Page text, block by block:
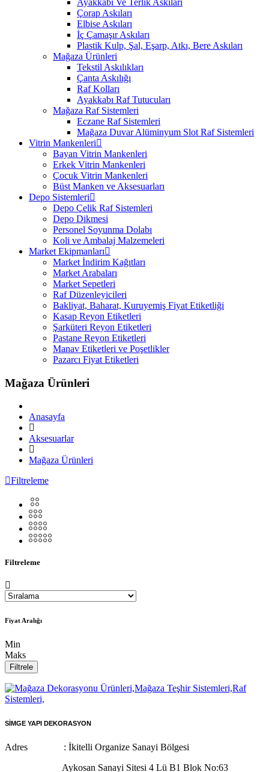
Ayakkabı Ve Terlik Askıları
Çorap Askıları
Elbise Askıları
İç Çamaşır Askıları
Plastik Kulp, Şal, Eşarp, Atkı, Bere Askıları
Mağaza Ürünleri
Tekstil Askılıkları
Çanta Askılığı
Raf Kolları
Ayakkabı Raf Tutucuları
Mağaza Raf Sistemleri
Eczane Raf Sistemleri
Mağaza Duvar Alüminyum Slot Raf Sistemleri
Vitrin Mankenleri
Bayan Vitrin Mankenleri
Erkek Vitrin Mankenleri
Çocuk Vitrin Mankenleri
Büst Manken ve Aksesuarları
Depo Sistemleri
Depo Çelik Raf Sistemleri
Depo Dikmesi
Personel Soyunma Dolabı
Koli ve Ambalaj Malzemeleri
Market Ekipmanları
Market İndirim Kağıtları
Market Arabaları
Market Sepetleri
Raf Düzenleyicileri
Bakliyat, Baharat, Kuruyemiş Fiyat Etiketliği
Kasap Reyon Etiketleri
Şarküteri Reyon Etiketleri
Pastane Reyon Etiketleri
Manav Etiketleri ve Poşetlikler
Pazarcı Fiyat Etiketleri
Mağaza Ürünleri
Anasayfa
Aksesuarlar
Mağaza Ürünleri
Filtreleme
Filtreleme
Fiyat Aralığı
Min
Maks
Filtrele
SİMGE YAPI DEKORASYON
Adres : İkitelli Organize Sanayi Bölgesi
Aykosan Sanayi Sitesi 4 Lü B1 Blok No:63